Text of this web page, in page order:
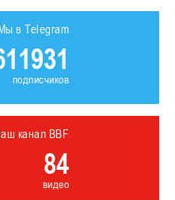
в Telegram
подписчиков
канал BBF
84
видео